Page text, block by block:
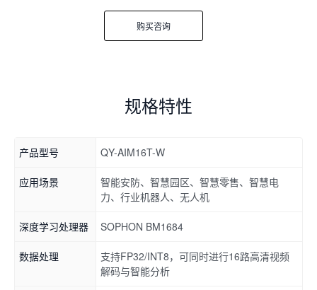
购买咨询
规格特性
产品型号 QY-AIM16T-W
应用场景
智能安防、智慧园区、智慧零售、智慧电
力、行业机器人、无人机
深度学习处理器 SOPHON BM1684
数据处理
支持FP32/INT8，可同时进行16路高清视频
解码与智能分析